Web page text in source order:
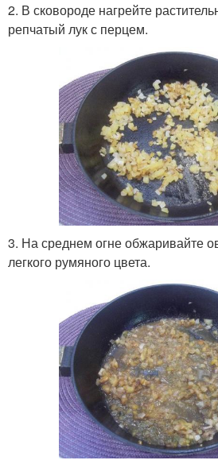
2. В сковороде нагрейте
репчатый лук с перцем.
3. На среднем огне обжаривайте
легкого румяного цвета.